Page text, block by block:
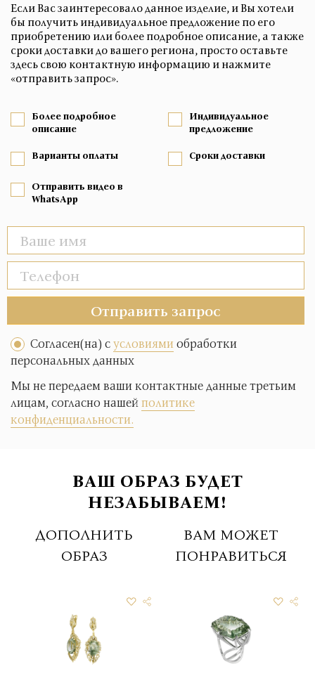
Если Вас заинтересовало данное изделие, и Вы хотели
бы получить индивидуальное предложение по его
приобретению или более подробное описание, а также
сроки доставки до вашего региона, просто оставьте
здесь свою контактную информацию и нажмите
«отправить запрос».
Более подробное
описание
Индивидуальное
предложение
Варианты оплаты Сроки доставки
Отправить видео в
WhatsApp
Отправить запрос
Согласен(на) сусловиямиобработки
персональных данных
Мы не передаем ваши контактные данные третьим
лицам, согласно нашейполитике
конфиденциальности.
ВАШ ОБРАЗ БУДЕТ
НЕЗАБЫВАЕМ!
ДОПОЛНИТЬ
ОБРАЗ
ВАМ МОЖЕТ
ПОНРАВИТЬСЯ